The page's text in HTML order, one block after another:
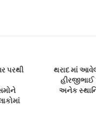
પરથી
થરાદ માં
હીરજીભાઈ
અનેક